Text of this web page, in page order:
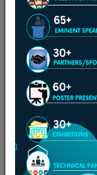
सेंटर फॉर हाई
सेंटर फॉर हाई
पेट्रोलियम और
ईंधन गुणवत्ता
सीएचटी-न्यूजलेटर
तेल और गैस जर्नल
ऑटो ईंधन दृष्टि